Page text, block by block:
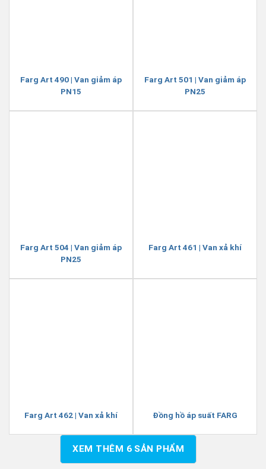
Farg Art 490 | Van giảm áp
PN15
Farg Art 501 | Van giảm áp
PN25
Farg Art 504 | Van giảm áp
PN25
Farg Art 461 | Van xả khí
Farg Art 462 | Van xả khí Đồng hồ áp suất FARG
XEM THÊM 6SẢN PHẨM